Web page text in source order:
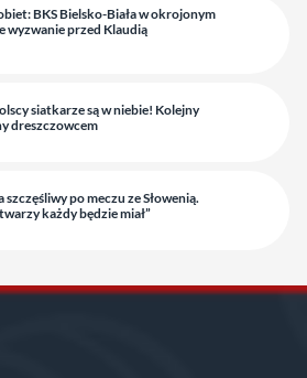
BKS Bielsko-Biała w okrojonym
wyzwanie przed Klaudią
siatkarze są w niebie! Kolejny
dreszczowcem
po meczu ze Słowenią.
każdy będzie miał”